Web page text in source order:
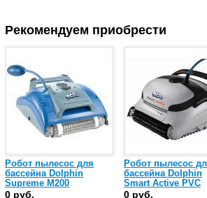
Рекомендуем приобрести
Робот пылесос для
бассейна Dolphin
Supreme M200
0 руб.
Робот пылесос
бассейна Dolphin
Smart Active PVC
(39005477)
0 руб.